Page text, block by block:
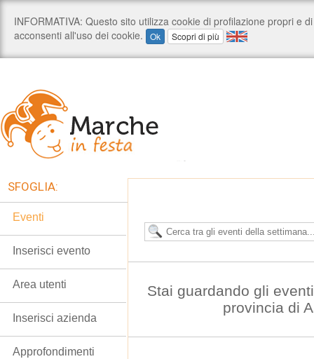
Stai guardando gli
provincia di
SFOGLIA:
Eventi
Inserisci evento
Area utenti
Inserisci azienda
Approfondimenti